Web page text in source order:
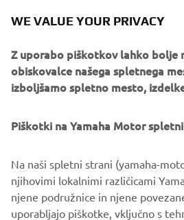
Mirči
KONJICE
Promotor
DREŠINJA
VAS
WE VALUE YOUR PRIVACY
Z uporabo piškotkov lahko bolje
obiskovalce našega spletnega
izboljšamo spletno mesto,
Piškotki na Yamaha Motor
Na naši spletni strani (yamaha-
njihovimi lokalnimi različicami
njene podružnice in njene
uporabljajo piškotke, vključno s